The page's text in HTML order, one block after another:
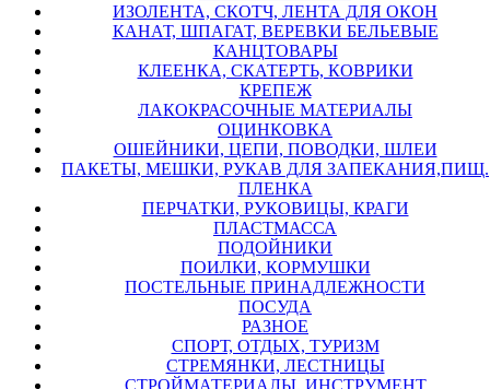
ИЗОЛЕНТА, СКОТЧ, ЛЕНТА ДЛЯ ОКОН
КАНАТ, ШПАГАТ, ВЕРЕВКИ БЕЛЬЕВЫЕ
КАНЦТОВАРЫ
КЛЕЕНКА, СКАТЕРТЬ, КОВРИКИ
КРЕПЕЖ
ЛАКОКРАСОЧНЫЕ МАТЕРИАЛЫ
ОЦИНКОВКА
ОШЕЙНИКИ, ЦЕПИ, ПОВОДКИ, ШЛЕИ
ПАКЕТЫ, МЕШКИ, РУКАВ ДЛЯ ЗАПЕКАНИЯ,ПИЩ.
ПЛЕНКА
ПЕРЧАТКИ, РУКОВИЦЫ, КРАГИ
ПЛАСТМАССА
ПОДОЙНИКИ
ПОИЛКИ, КОРМУШКИ
ПОСТЕЛЬНЫЕ ПРИНАДЛЕЖНОСТИ
ПОСУДА
РАЗНОЕ
СПОРТ, ОТДЫХ, ТУРИЗМ
СТРЕМЯНКИ, ЛЕСТНИЦЫ
СТРОЙМАТЕРИАЛЫ, ИНСТРУМЕНТ